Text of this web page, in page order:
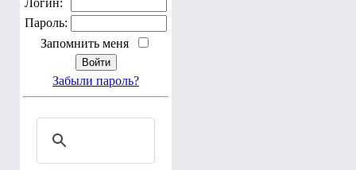
Логин:
Пароль:
Запомнить меня
Забыли пароль?